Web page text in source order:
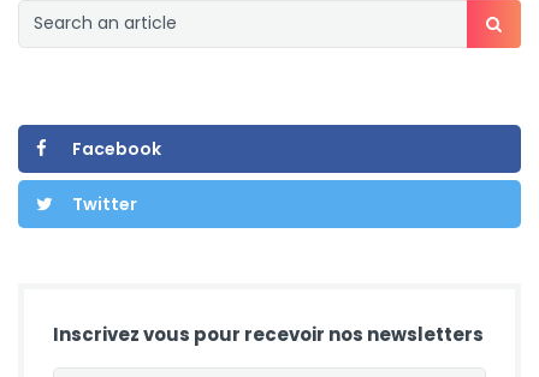
Facebook
Twitter
Inscrivez vous pour recevoir nos newsletters